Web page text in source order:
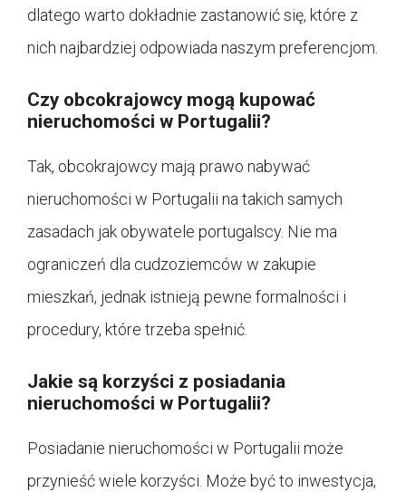
dlatego warto dokładnie zastanowić się, które z
nich najbardziej odpowiada naszym preferencjom.
Czy obcokrajowcy mogą kupować
nieruchomości w Portugalii?
Tak, obcokrajowcy mają prawo nabywać
nieruchomości w Portugalii na takich samych
zasadach jak obywatele portugalscy. Nie ma
ograniczeń dla cudzoziemców w zakupie
mieszkań, jednak istnieją pewne formalności i
procedury, które trzeba spełnić.
Jakie są korzyści z posiadania
nieruchomości w Portugalii?
Posiadanie nieruchomości w Portugalii może
przynieść wiele korzyści. Może być to inwestycja,